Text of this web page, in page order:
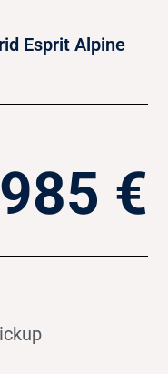
Esprit Alpine
€